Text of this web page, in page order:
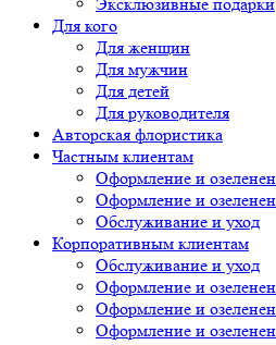
Для кого
Для женщин
Для мужчин
Для детей
Для руководителя
Авторская флористика
Частным клиентам
Оформление и
Оформление и
Обслуживание и уход
Корпоративным клиентам
Обслуживание и уход
Оформление и
Оформление и
Оформление и